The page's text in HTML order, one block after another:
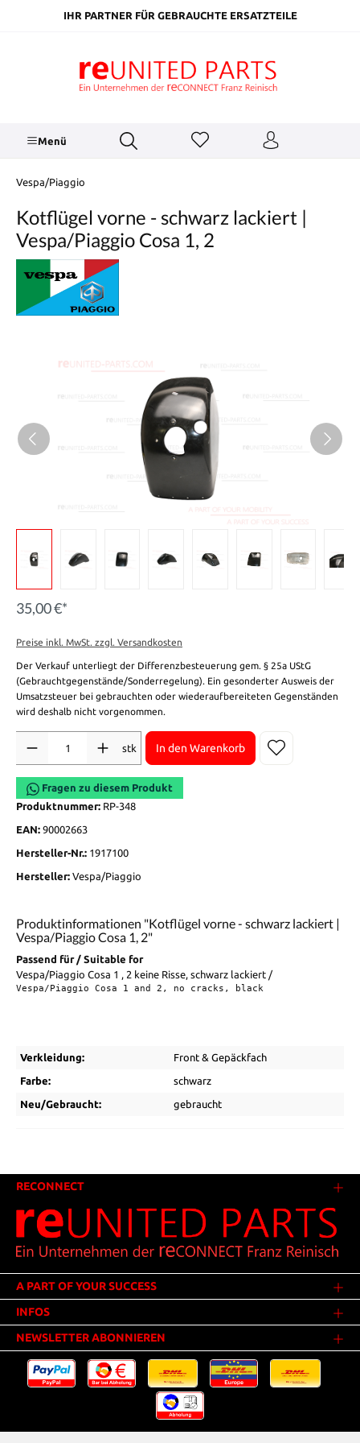
springenIHR PARTNER FÜR GEBRAUCHTE ERSATZTEILE
Menü
Vespa/Piaggio
Kotflügel vorne - schwarz lackiert |
Vespa/Piaggio Cosa 1, 2
35,00 €*
Preise inkl. MwSt. zzgl. Versandkosten
Der Verkauf unterliegt der Differenzbesteuerung gem. § 25a UStG
(Gebrauchtgegenstände/Sonderregelung). Ein gesonderter Ausweis der
Umsatzsteuer bei gebrauchten oder wiederaufbereiteten Gegenständen
wird deshalb nicht vorgenommen.
stk
In den Warenkorb
Fragen zu diesem Produkt
Produktnummer: RP-348
EAN: 90002663
Hersteller-Nr.: 1917100
Hersteller: Vespa/Piaggio
Produktinformationen "Kotflügel vorne - schwarz lackiert |
Vespa/Piaggio Cosa 1, 2"
Passend für / Suitable for
Vespa/Piaggio Cosa 1 , 2 keine Risse, schwarz lackiert /
Vespa/Piaggio Cosa 1 and 2, no cracks, black
Verkleidung: Front & Gepäckfach
Farbe: schwarz
Neu/Gebraucht: gebraucht
RECONNECT
A PART OF YOUR SUCCESS
INFOS
NEWSLETTER ABONNIEREN